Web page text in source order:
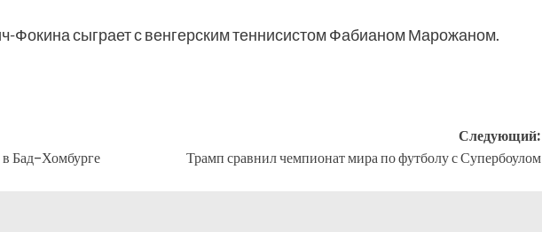
Фокина сыграет с венгерским теннисистом Фабианом Марожаном.
в Бад-Хомбурге
Следующий:
Трамп сравнил чемпионат мира по футболу с Супербоулом